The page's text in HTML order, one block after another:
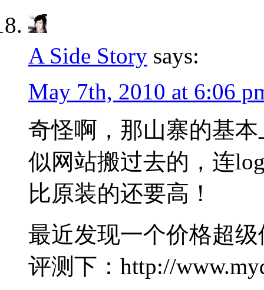
A Side Story says:
May 7th, 2010 at 6:06
奇怪啊，那山寨的基
似网站搬过去的，连
比原装的还要高！
最近发现一个价格超
评测下：http://